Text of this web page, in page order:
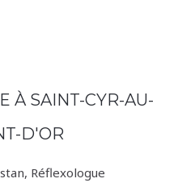
À SAINT-CYR-AU-
D'OR
Réflexologue